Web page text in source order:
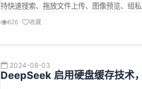
持快速搜索、拖放文件上传、图像预览、组
面应用等。 Zulip Server 9.1 现已发布，一
626 收藏
2024-08-03
DeepSeek 启用硬盘缓存技术